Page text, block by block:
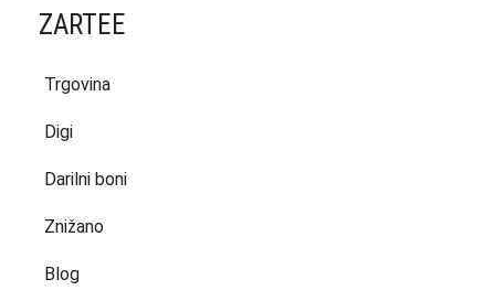
ZARTEE
Trgovina
Digi
Darilni boni
Znižano
Blog